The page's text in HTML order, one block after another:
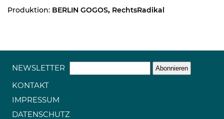
Produktion: BERLIN GOGOS, RechtsRadikal
NEWSLETTER
KONTAKT
IMPRESSUM
DATENSCHUTZ